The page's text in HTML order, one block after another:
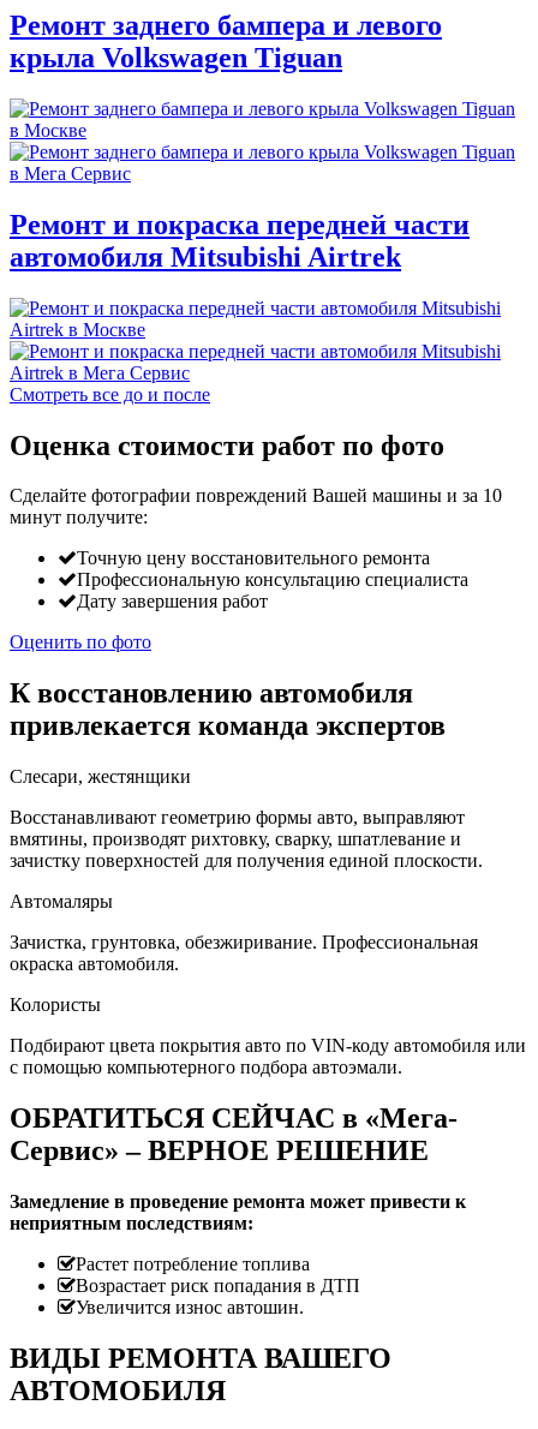
Ремонт заднего бампера и левого
крыла Volkswagen Tiguan
Ремонт и покраска передней части
автомобиля Mitsubishi Airtrek
Смотреть все до и после
Оценка стоимости работ по фото
Сделайте фотографии повреждений Вашей машины и за 10
минут получите:
Точную цену восстановительного ремонта
Профессиональную консультацию специалиста
Дату завершения работ
Оценить по фото
К восстановлению автомобиля
привлекается команда экспертов
Слесари, жестянщики
Восстанавливают геометрию формы авто, выправляют
вмятины, производят рихтовку, сварку, шпатлевание и
зачистку поверхностей для получения единой плоскости.
Автомаляры
Зачистка, грунтовка, обезжиривание. Профессиональная
окраска автомобиля.
Колористы
Подбирают цвета покрытия авто по VIN-коду автомобиля или
с помощью компьютерного подбора автоэмали.
ОБРАТИТЬСЯ СЕЙЧАС в «Мега-
Сервис» – ВЕРНОЕ РЕШЕНИЕ
Замедление в проведение ремонта может привести к
неприятным последствиям:
Растет потребление топлива
Возрастает риск попадания в ДТП
Увеличится износ автошин.
ВИДЫ РЕМОНТА ВАШЕГО
АВТОМОБИЛЯ